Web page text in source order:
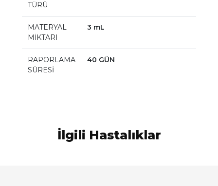
TÜRÜ
MATERYAL
MİKTARI
3 mL
RAPORLAMA
SÜRESİ
40 GÜN
İlgili Hastalıklar